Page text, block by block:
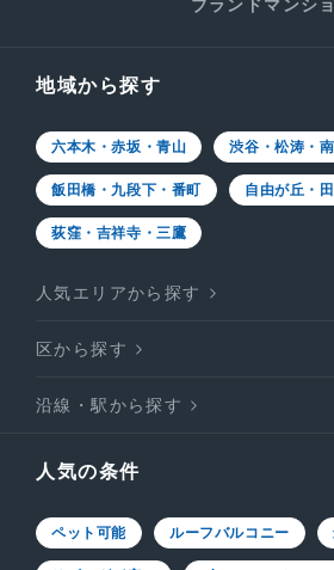
ブランドマンシ
地域から探す
六本木・赤坂・青山 渋谷・松涛・
飯田橋・九段下・番町 自由が丘・
荻窪・吉祥寺・三鷹
人気エリアから探す
区から探す
沿線・駅から探す
人気の条件
ペット可能 ルーフバルコニー